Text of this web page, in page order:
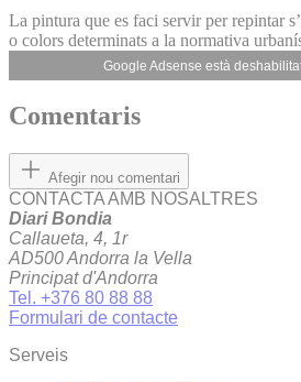
La pintura que es faci servir per repintar
o colors determinats a la normativa
Google Adsense està
Comentaris
Afegir nou comentari
CONTACTA AMB NOSALTRES
Diari Bondia
Callaueta, 4, 1r
AD500 Andorra la Vella
Principat d'Andorra
Tel. +376 80 88 88
Formulari de contacte
Serveis